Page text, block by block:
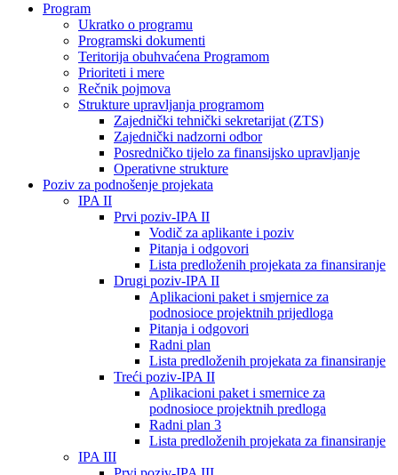
Program
Ukratko o programu
Programski dokumenti
Teritorija obuhvaćena Programom
Prioriteti i mere
Rečnik pojmova
Strukture upravljanja programom
Zajednički tehnički sekretarijat (ZTS)
Zajednički nadzorni odbor
Posredničko tijelo za finansijsko upravljanje
Operativne strukture
Poziv za podnošenje projekata
IPA II
Prvi poziv-IPA II
Vodič za aplikante i poziv
Pitanja i odgovori
Lista predloženih projekata za finansiranje
Drugi poziv-IPA II
Aplikacioni paket i smjernice za
podnosioce projektnih prijedloga
Pitanja i odgovori
Radni plan
Lista predloženih projekata za finansiranje
Treći poziv-IPA II
Aplikacioni paket i smernice za
podnosioce projektnih predloga
Radni plan 3
Lista predloženih projekata za finansiranje
IPA III